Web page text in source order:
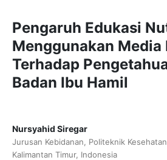
Pengaruh Edukasi
Menggunakan Media
Terhadap
Badan Ibu Hamil
Nursyahid Siregar
Jurusan Kebidanan, Politeknik
Kalimantan Timur, Indonesia